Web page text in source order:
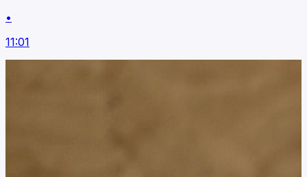
•
11:01